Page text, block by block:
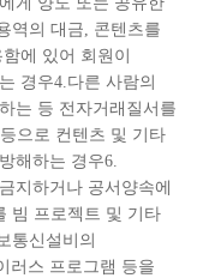
역의 대금, 콘텐츠를
에 있어 회원이
경우4.다른 사람의
는 등 전자거래질서를
으로 컨텐츠 및 기타
해하는 경우6.
지하거나 공서양속에
빔 프로젝트 및 기타
통신설비의
러스 프로그램 등을